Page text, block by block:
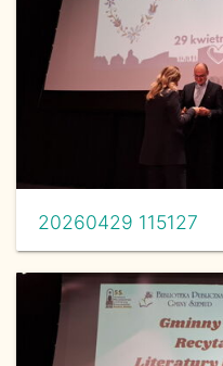
20260429 115127